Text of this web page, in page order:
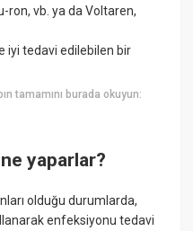
ron, vb. ya da Voltaren,
iyi tedavi edilebilen bir
tamamını burada okuyun:
yaparlar?
olduğu durumlarda,
enfeksiyonu tedavi